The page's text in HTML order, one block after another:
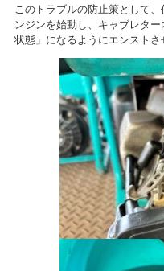
このトラブルの防止策として
ンジンを始動し、キャブレタ
状態」になるようにエンストさ